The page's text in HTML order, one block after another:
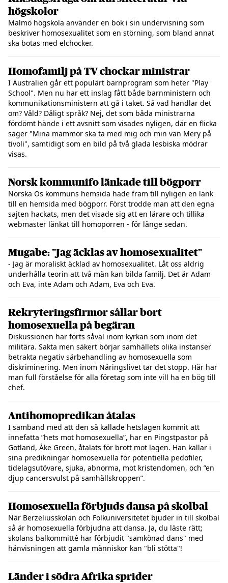
högskolor
Malmö högskola använder en bok i sin undervisning som
beskriver homosexualitet som en störning, som bland annat
ska botas med elchocker.
Homofamilj på TV chockar ministrar
I Australien går ett populärt barnprogram som heter "Play
School". Men nu har ett inslag fått både barnministern och
kommunikationsministern att gå i taket. Så vad handlar det
om? Våld? Dåligt språk? Nej, det som båda ministrarna
fördömt hände i ett avsnitt som visades nyligen, där en flicka
säger "Mina mammor ska ta med mig och min vän Mery på
tivoli", samtidigt som en bild på två glada lesbiska mödrar
visas.
Norsk kommunifo länkade till bögporr
Norska Os kommuns hemsida hade fram till nyligen en länk
till en hemsida med bögporr. Först trodde man att den egna
sajten hackats, men det visade sig att en lärare och tillika
webmaster länkat till homoporren - för länge sedan.
Mugabe: "Jag äcklas av homosexualitet"
- Jag är moraliskt äcklad av homosexualitet. Låt oss aldrig
underhålla teorin att två män kan bilda familj. Det är Adam
och Eva, inte Adam och Adam, Eva och Eva.
Rekryteringsfirmor sållar bort
homosexuella på begäran
Diskussionen har förts såväl inom kyrkan som inom det
militära. Sakta men säkert börjar samhällets olika instanser
betrakta negativ särbehandling av homosexuella som
diskriminering. Men inom Näringslivet tar det stopp. Här har
man full förståelse för alla företag som inte vill ha en bög till
chef.
Antihomopredikan åtalas
I samband med att den så kallade hetslagen kommit att
innefatta ”hets mot homosexuella”, har en Pingstpastor på
Gotland, Åke Green, åtalats för brott mot lagen. Han kallar i
sina predikningar homosexuella för potentiella pedofiler,
tidelagsutövare, sjuka, abnorma, mot kristendomen, och ”en
djup cancersvulst på samhällskroppen”.
Homosexuella förbjuds dansa på skolbal
När Berzeliusskolan och Folkuniversitetet bjuder in till skolbal
så är homosexuella förbjudna att dansa. Ja, du läste rätt;
skolans balkommitté har förbjudit "samkönad dans" med
hänvisningen att gamla människor kan "bli stötta"!
Länder i södra Afrika sprider